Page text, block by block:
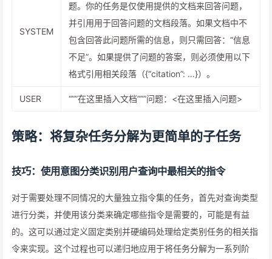
SYSTEM
题。你的任务是仅使用提供的文档来回答问题，
并引用用于回答问题的文档段落。如果文档中不
包含回答此问题所需的信息，则只需回答：“信息
不足”。如果提供了问题的答案，则必须使用以下
格式引用相关段落（{“citation”: …}）。
USER “””在这里插入文档”””问题：<在这里插入问题>
策略：将复杂任务分解为更简单的子任务
技巧：使用意图分类识别用户查询中最相关的指令
对于需要处理不同情况的大量独立指令集的任务，首先对查询类型
进行分类，并使用该分类来确定哪些指令是需要的，可能是有益
的。这可以通过定义固定类别并硬编码处理给定类别任务的相关指
令来实现。这个过程也可以递归地应用于将任务分解为一系列阶